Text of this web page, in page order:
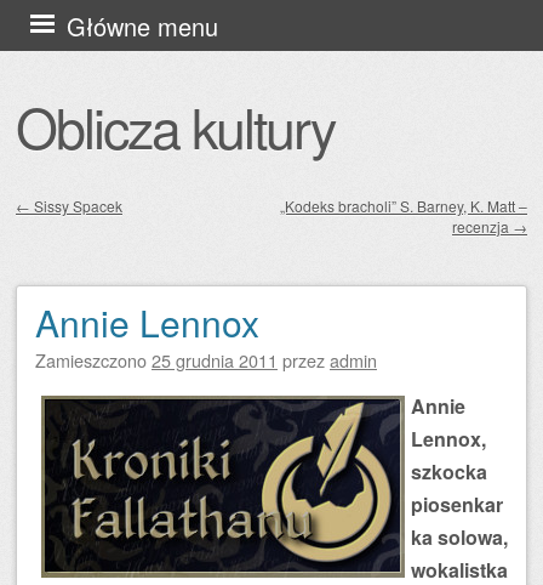
Oblicza kultury
Główne menu
Przejdź
do
← Sissy Spacek
„Kodeks bracholi” S. Barney, K. Matt –
recenzja →
Annie Lennox
Zamieszczono25 grudnia 2011 przezadmin
Annie
Lennox,
szkocka
piosenkar
ka solowa,
wokalistka